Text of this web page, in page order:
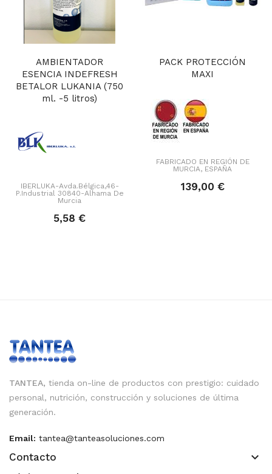
AMBIENTADOR
ESENCIA INDEFRESH
BETALOR LUKANIA (750
ml. -5 litros)
IBERLUKA-Avda.Bélgica,46-
P.Industrial 30840-Alhama De
Murcia
5,58 €
PACK PROTECCIÓN
MAXI
FABRICADO EN REGIÓN DE
MURCIA, ESPAÑA
139,00 €
TANTEA, tienda on-line de productos con prestigio: cuidado
personal, nutrición, construcción y soluciones de última
generación.
Email: tantea@tanteasoluciones.com
Contacto keyboard_arrow_down